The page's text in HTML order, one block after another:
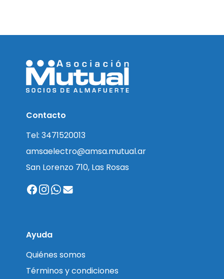
Contacto
Tel: 3471520013
amsaelectro@amsa.mutual.ar
San Lorenzo 710, Las Rosas
Ayuda
Quiénes somos
Términos y condiciones